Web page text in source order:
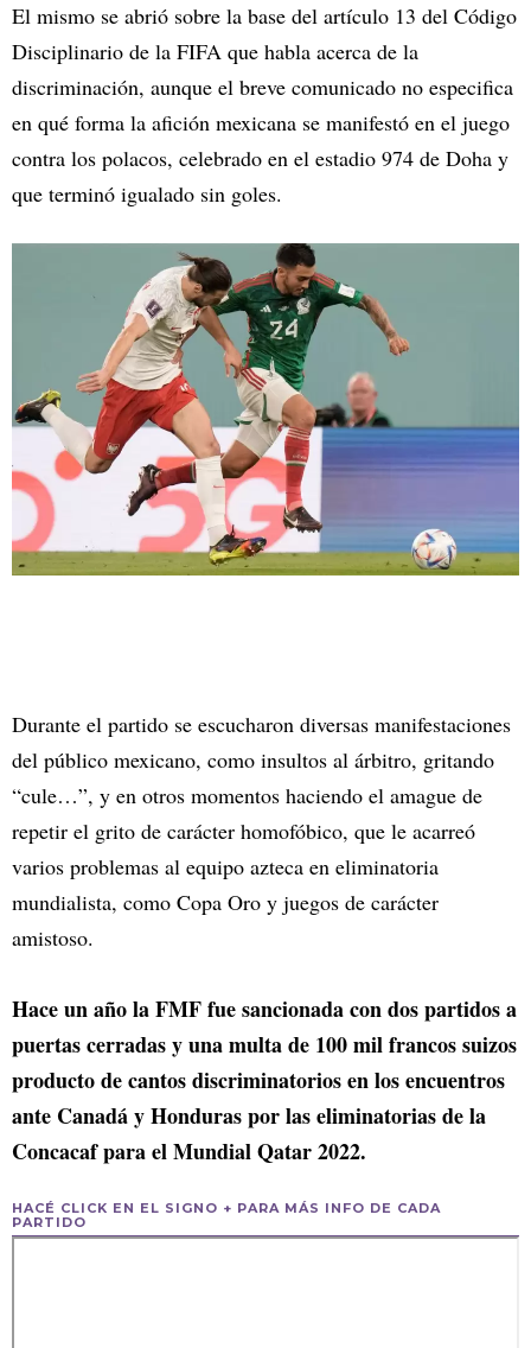
El mismo se abrió sobre la base del artículo 13 del Código
Disciplinario de la FIFA que habla acerca de la
discriminación, aunque el breve comunicado no especifica
en qué forma la afición mexicana se manifestó en el juego
contra los polacos, celebrado en el estadio 974 de Doha y
que terminó igualado sin goles.
Durante el partido se escucharon diversas manifestaciones
del público mexicano, como insultos al árbitro, gritando
“cule…”, y en otros momentos haciendo el amague de
repetir el grito de carácter homofóbico, que le acarreó
varios problemas al equipo azteca en eliminatoria
mundialista, como Copa Oro y juegos de carácter
amistoso.
Hace un año la FMF fue sancionada con dos partidos a
puertas cerradas y una multa de 100 mil francos suizos
producto de cantos discriminatorios en los encuentros
ante Canadá y Honduras por las eliminatorias de la
Concacaf para el Mundial Qatar 2022.
HACÉ CLICK EN EL SIGNO + PARA MÁS INFO DE CADA
PARTIDO